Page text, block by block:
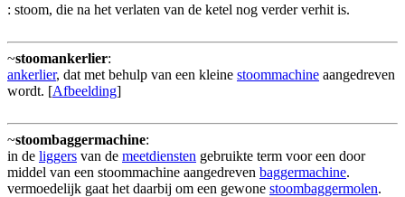
: stoom, die na het verlaten van de ketel nog verder verhit is.
~stoomankerlier:
ankerlier, dat met behulp van een kleine stoommachine aangedreven
wordt. [Afbeelding]
~stoombaggermachine:
in de liggers van de meetdiensten gebruikte term voor een door
middel van een stoommachine aangedreven baggermachine.
vermoedelijk gaat het daarbij om een gewone stoombaggermolen.